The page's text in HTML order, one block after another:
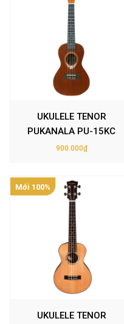
UKULELE TENOR
PUKANALA PU-15KC
900.000₫
Mới 100%
UKULELE TENOR